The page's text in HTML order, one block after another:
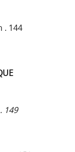
. 144
149